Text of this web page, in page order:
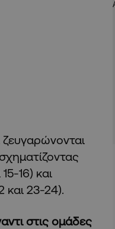
ζευγαρώνονται
16) και
και 23-24).
στις ομάδες